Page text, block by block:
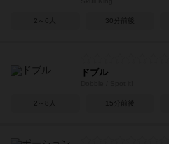
2～6人 30分前後
ドブル
2～8人 15分前後